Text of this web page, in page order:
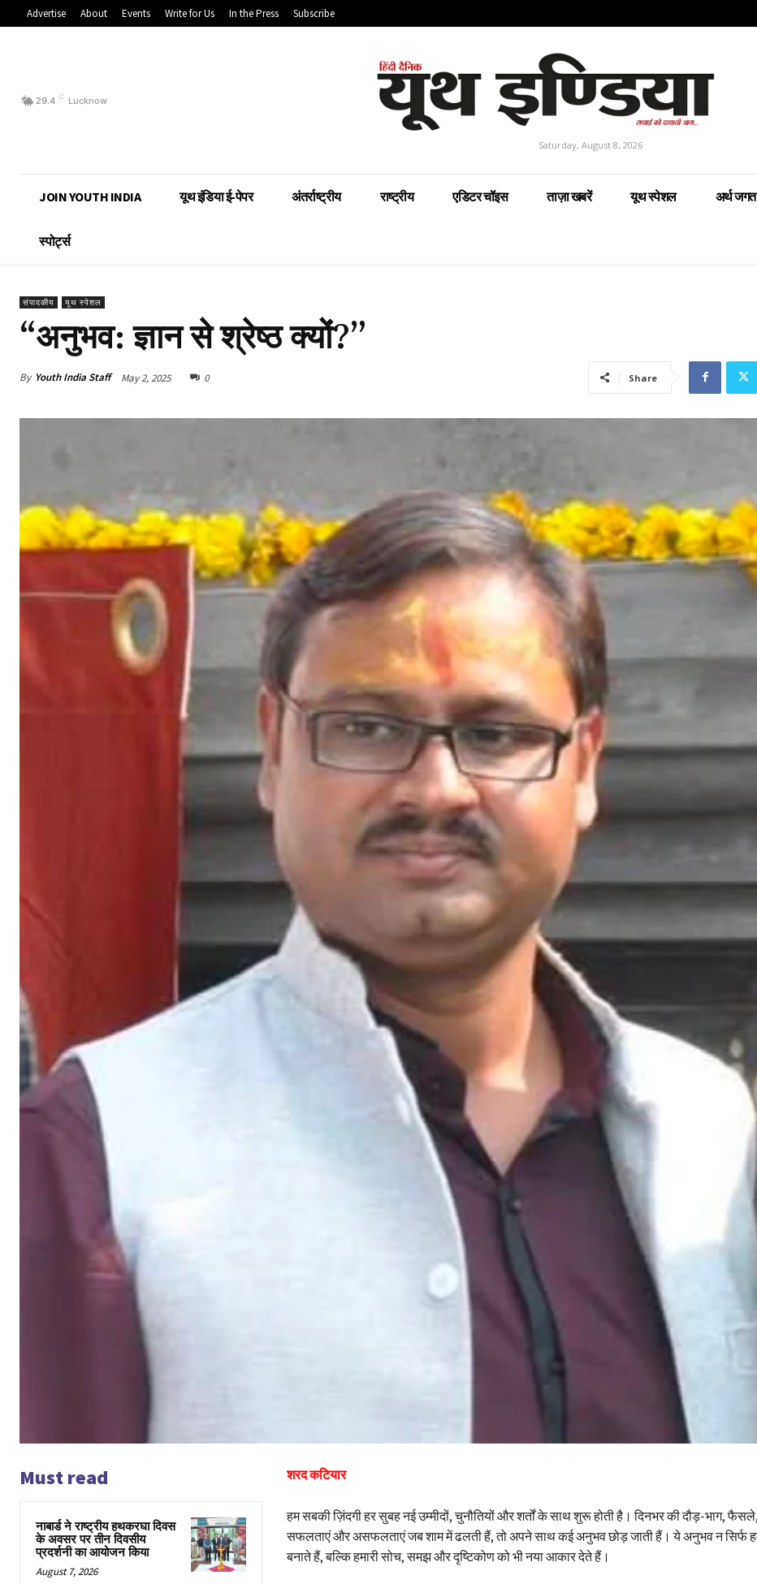
Advertise About Events Write for Us In the Press Subscribe
29.4 C Lucknow
Saturday, August 8, 2026
JOIN YOUTH INDIA यूथ इंडिया ई-पेपर अंतर्राष्ट्रीय राष्ट्रीय एडिटर चॉइस ताज़ा खबरें यूथ स्पेशल अर्थ जगत
स्पोर्ट्स
संपादकीय यूथ स्पेशल
“अनुभव: ज्ञान से श्रेष्ठ क्यों?”
By Youth India Staff May 2, 2025 0 Share
Must read
नाबार्ड ने राष्ट्रीय हथकरघा दिवस
के अवसर पर तीन दिवसीय
प्रदर्शनी का आयोजन किया
August 7, 2026
शरद कटियार
हम सबकी ज़िंदगी हर सुबह नई उम्मीदों, चुनौतियों और शर्तों के साथ शुरू होती है। दिनभर की दौड़-भाग, फैसले,
सफलताएं और असफलताएं जब शाम में ढलती हैं, तो अपने साथ कई अनुभव छोड़ जाती हैं। ये अनुभव न सिर्फ
बनाते हैं, बल्कि हमारी सोच, समझ और दृष्टिकोण को भी नया आकार देते हैं।